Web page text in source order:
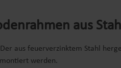
aus
aus feuerverzinktem Stahl
werden.